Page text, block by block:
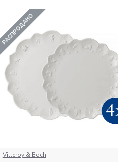
РАСПРОДАНО
Villeroy & Boch